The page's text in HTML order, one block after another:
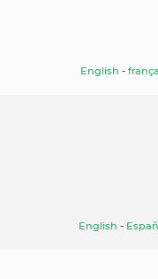
English -
English -